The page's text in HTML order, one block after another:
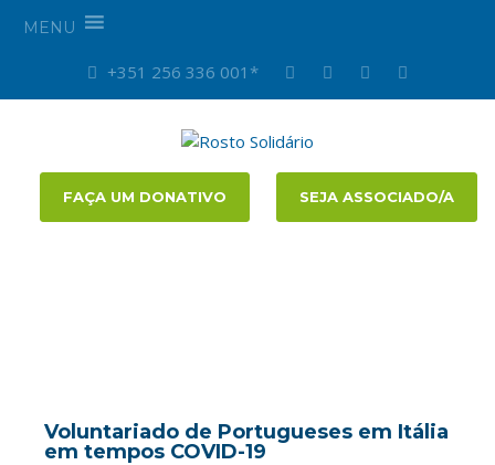
MENU
+351 256 336 001*
FAÇA UM DONATIVO SEJA ASSOCIADO/A
Voluntariado de Portugueses em Itália
em tempos COVID-19